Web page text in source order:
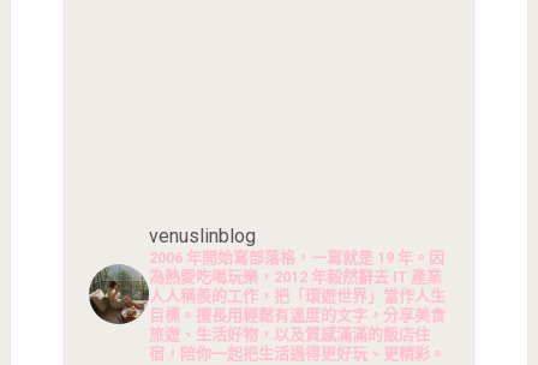
venuslinblog
2006 年開始寫部落格，一寫就是 19 年。因
為熱愛吃喝玩樂，2012 年毅然辭去 IT 產業
人人稱羨的工作，把「環遊世界」當作人生
目標。擅長用輕鬆有溫度的文字，分享美食
旅遊、生活好物，以及質感滿滿的飯店住
宿，陪你一起把生活過得更好玩、更精彩。